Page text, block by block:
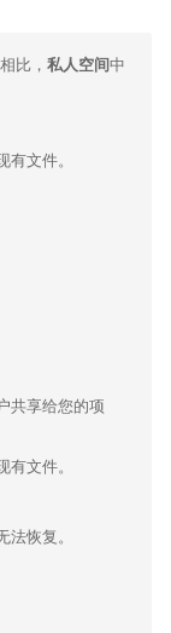
比， 私人空间中
文件。
共享给您的项
文件。
法恢复。